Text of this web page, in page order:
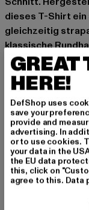
dieses T-Shirt
gleichzeitig
klassische
machen es zu
Jeans oder
an warmen
offenen
entspannten
statementstark
Basic
gerippter
leicht
GREAT
HERE!
DefShop uses
save your
provide and
advertising. In
or to use cookies.
your data in the
the EU data
this, click on
agree to this. Data